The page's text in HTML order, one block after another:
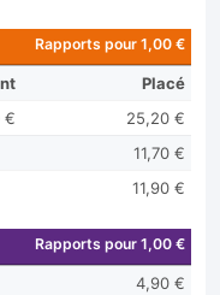
Rapports pour 1,00 €
Placé
€
25,20 €
11,70 €
11,90 €
Rapports pour 1,00 €
4,90 €